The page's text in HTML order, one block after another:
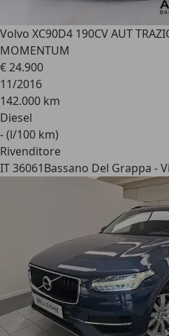
Volvo XC90D4 190CV AUT
MOMENTUM
€ 24.900
11/2016
142.000 km
Diesel
- (l/100 km)
Rivenditore
IT 36061Bassano Del Grappa -